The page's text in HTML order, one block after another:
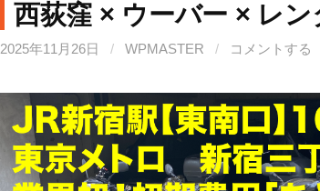
西荻窪 × ウーバー × レ
2025年11月26日 / WPMASTER / コメントする